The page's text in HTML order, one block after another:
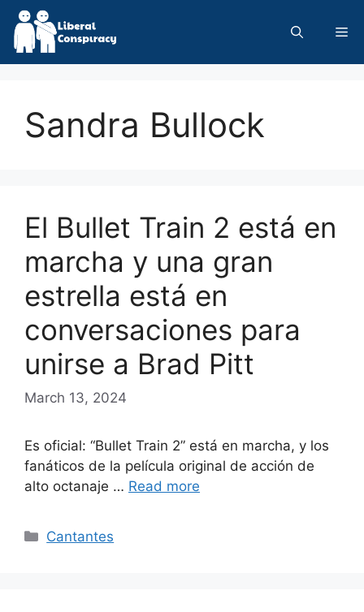
Skip
content
Sandra Bullock
El Bullet Train 2 está en
marcha y una gran
estrella está en
conversaciones para
unirse a Brad Pitt
March 13, 2024
Es oficial: “Bullet Train 2” está en marcha, y los
fanáticos de la película original de acción de
alto octanaje … Read more
Categories
Cantantes